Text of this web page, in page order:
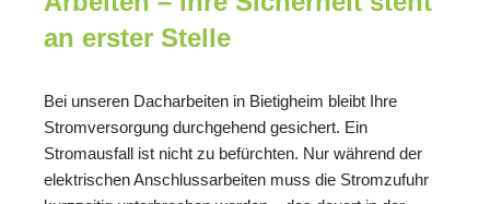
an erster Stelle
Bei unseren Dacharbeiten in Bietigheim bleibt Ihre
Stromversorgung durchgehend gesichert. Ein
Stromausfall ist nicht zu befürchten. Nur während der
elektrischen Anschlussarbeiten muss die Stromzufuhr